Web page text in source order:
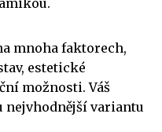
mnoha faktorech,
estetické
možnosti. Váš
nejvhodnější variantu